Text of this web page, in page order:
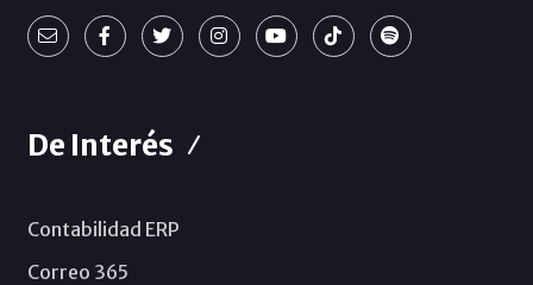
De Interés
Contabilidad ERP
Correo 365